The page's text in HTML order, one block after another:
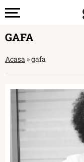
GAFA
Acasa »gafa